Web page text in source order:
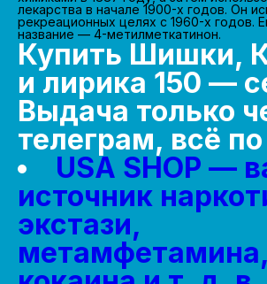
лекарства в начале 1900-х годов. Он
рекреационных целях с 1960-х годов.
название — 4-метилметкатинон.
Купить Шишки,
и лирика 150 —
Выдача только
телеграм, всё
USA SHOP —
источник
экстази,
метамфетамина,